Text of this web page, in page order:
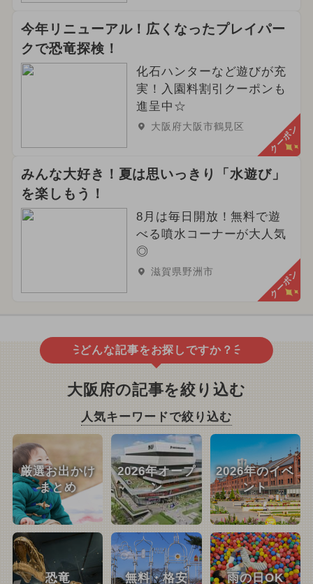
今年リニューアル！広くなったプレイパー
クで恐竜探検！
化石ハンターなど遊びが充
実！入園料割引クーポンも
進呈中☆
大阪府大阪市鶴見区 クーポン
みんな大好き！夏は思いっきり「水遊び」
を楽しもう！
8月は毎日開放！無料で遊
べる噴水コーナーが大人気
◎
滋賀県野洲市 クーポン
どんな記事をお探しですか？
大阪府の記事を絞り込む
人気キーワードで絞り込む
厳選お出かけ
まとめ
2026年オープ
ン
2026年のイベ
ント
恐竜 無料・格安 雨の日OK